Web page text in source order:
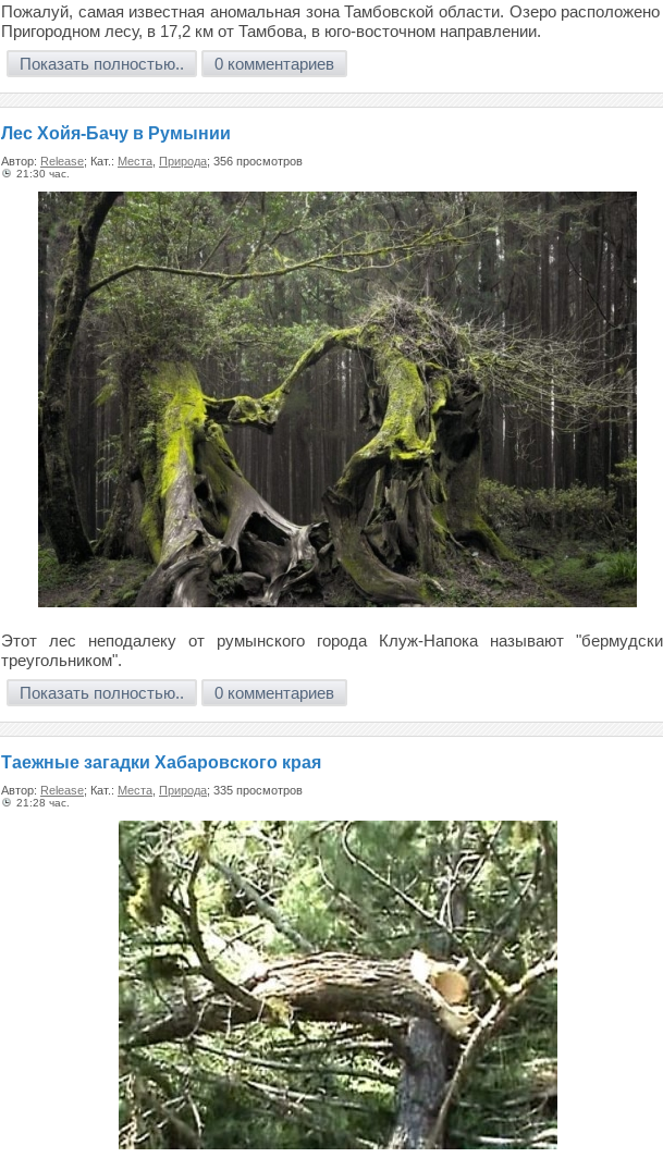
Пожалуй, самая известная аномальная зона Тамбовской области. Озеро
Пригородном лесу, в 17,2 км от Тамбова, в юго-восточном направлении.
Показать полностью..
0 комментариев
Лес Хойя-Бачу в Румынии
Автор: Release; Кат.: Места Природа; 356 просмотров
21:30 час.
Этот лес неподалеку от румынского города Клуж-Напока называют
треугольником".
Показать полностью..
0 комментариев
Таежные загадки Хабаровского края
Автор: Release; Кат.: Места Природа; 335 просмотров
21:28 час.